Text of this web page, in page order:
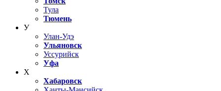
Тула
Тюмень
У
Улан-Удэ
Ульяновск
Уссурийск
Уфа
Х
Хабаровск